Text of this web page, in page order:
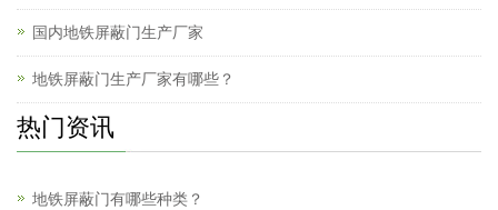
国内地铁屏蔽门生产厂家
地铁屏蔽门生产厂家有哪些？
热门资讯
地铁屏蔽门有哪些种类？